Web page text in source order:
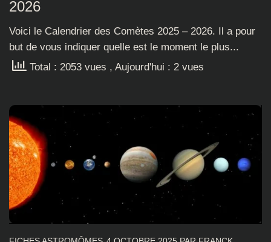
2026
Voici le Calendrier des Comètes 2025 – 2026. Il a pour
but de vous indiquer quelle est le moment le plus...
Total : 2053 vues , Aujourd'hui : 2 vues